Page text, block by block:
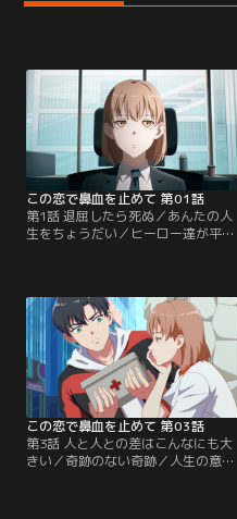
この恋で鼻血を止めて 第01話
第1話 退屈したら死ぬ／あんたの人
生をちょうだい／ヒーロー達が平和
戦闘に巻き込まれ爆弾の餌食になり
そうに。そこへ宇宙ヒーロー・ヤー
センが現れ、間一髪の所で助けられ
る。しかし、突如ヤーセンのネック
レスから緑色の光が出現、モカの体
内に入りこむ。
この恋で鼻血を止めて 第03話
第3話 人と人との差はこんなにも大
きい／奇跡のない奇跡／人生の意義